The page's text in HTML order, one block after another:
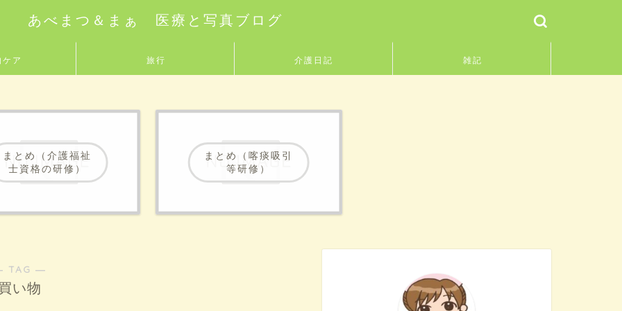
あべまつ＆まぁ 医療と写真ブログ
ア 旅行 介護日記 雑記
まとめ（介護福祉
士資格の研修）
まとめ（喀痰吸引
等研修）
TAG ―
買い物